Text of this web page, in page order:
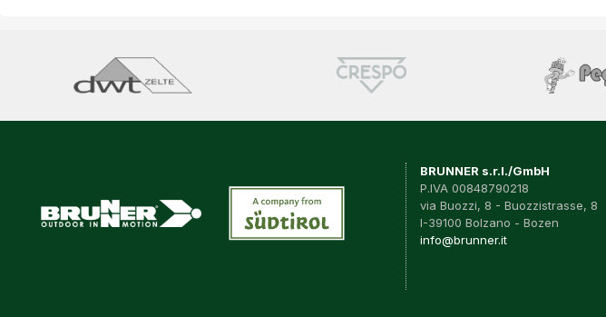
BRUNNER s.r.l./GmbH
P.IVA 00848790218
via Buozzi, 8 - Buozzistrasse, 8
I-39100 Bolzano - Bozen
info@brunner.it